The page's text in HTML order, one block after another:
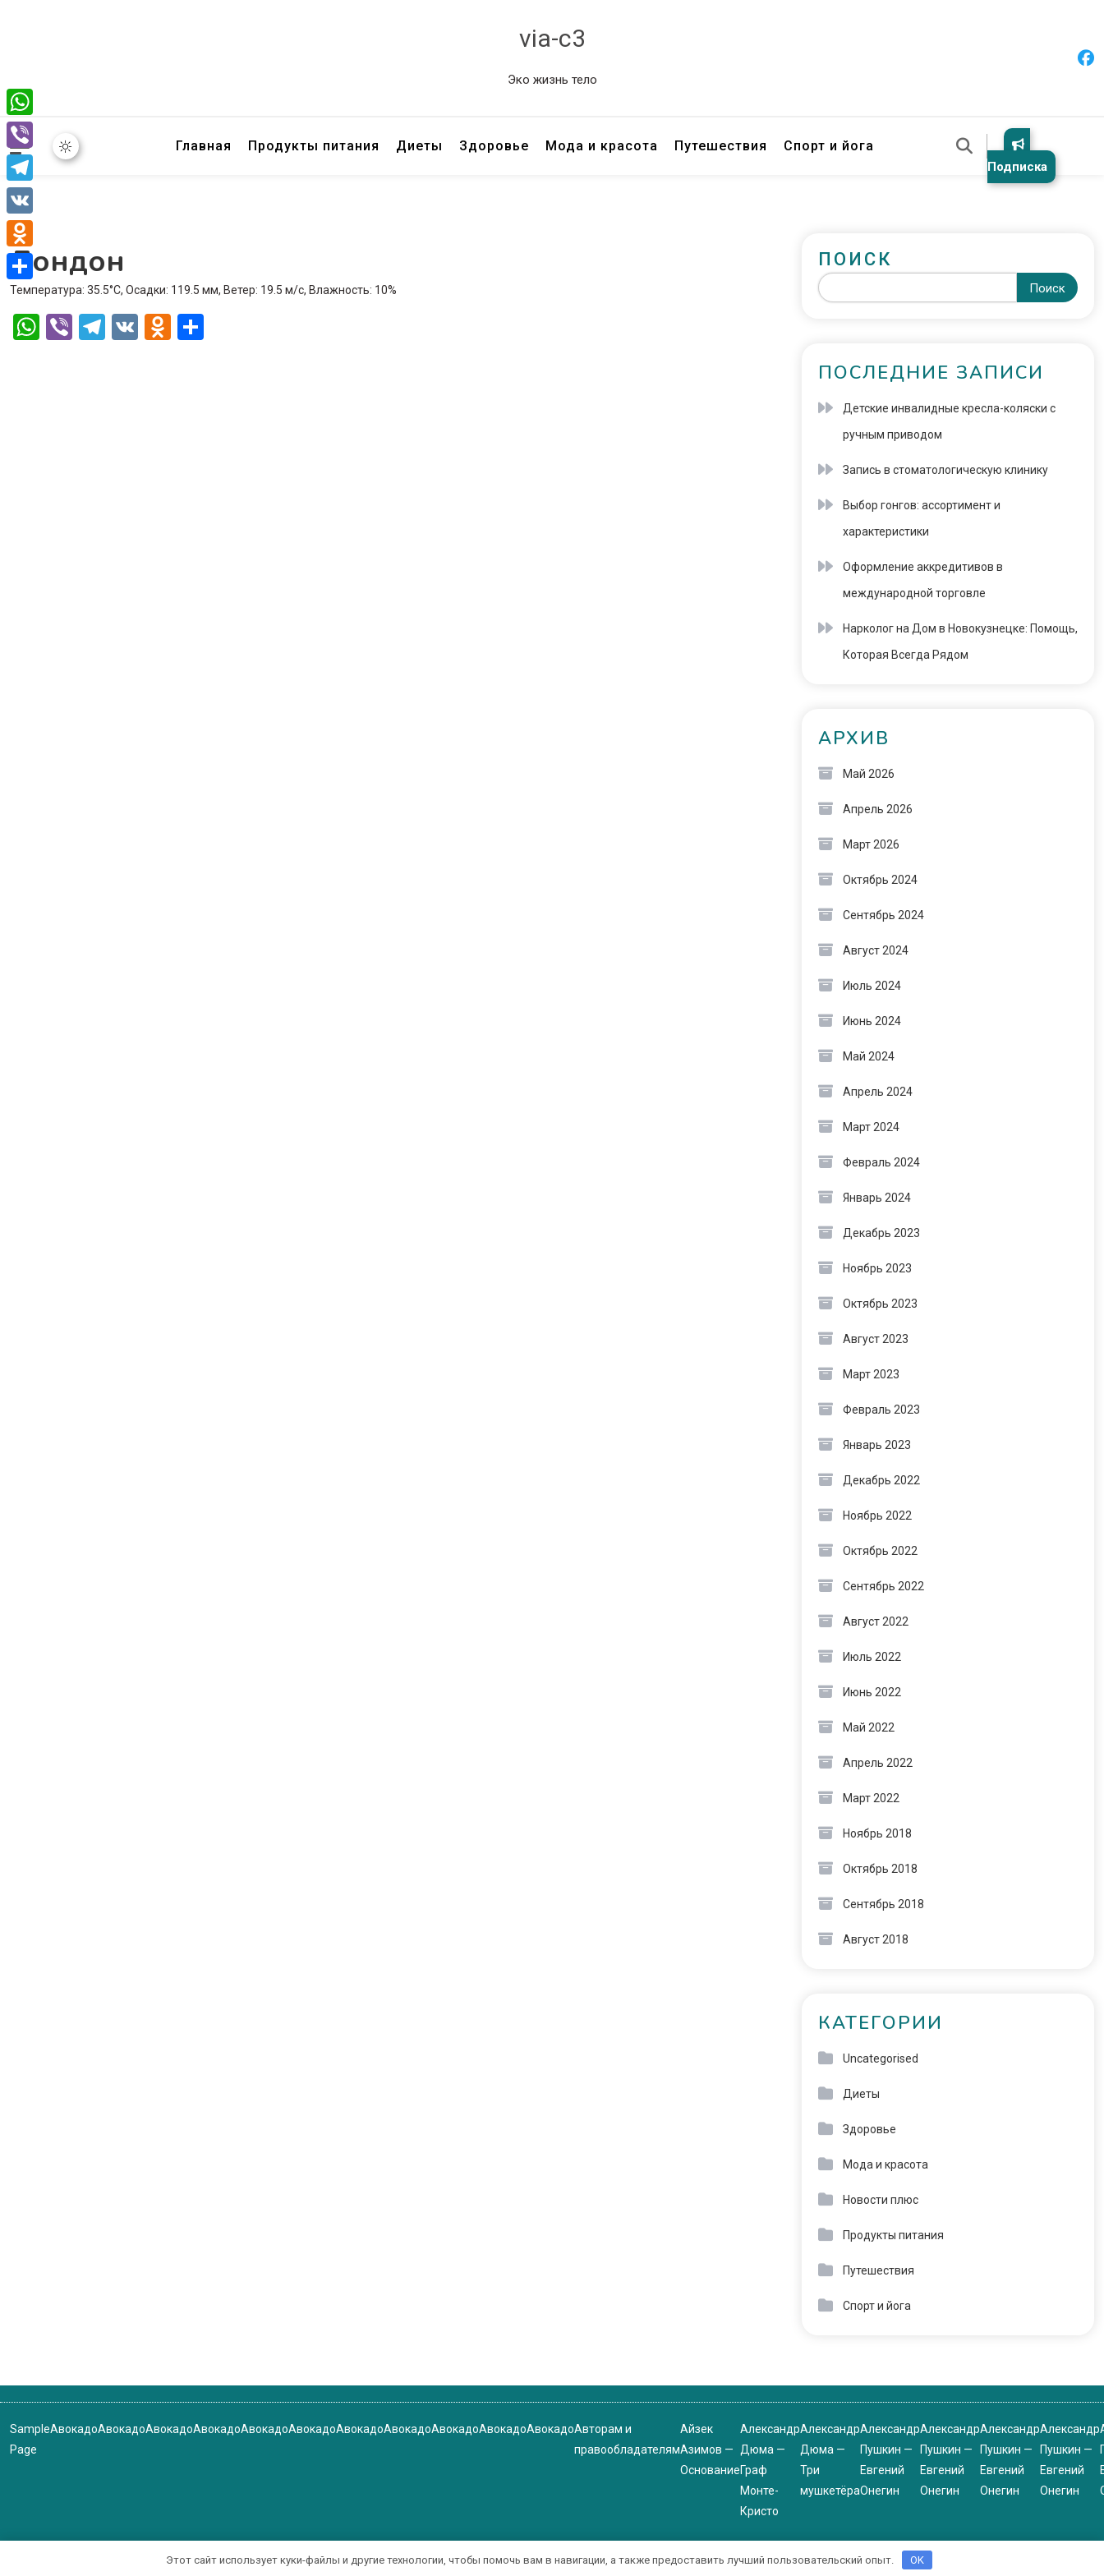
via-c3
Эко жизнь тело
Главная Продукты питания Диеты Здоровье Мода и красота Путешествия Спорт и йога
Подписка
Лондон
Температура: 35.5°C, Осадки: 119.5 мм, Ветер: 19.5 м/с, Влажность: 10%
WhatsApp
ViberTelegram
VK Odnoklassniki
ПОИСК
Поиск
ПОСЛЕДНИЕ ЗАПИСИ
Детские инвалидные кресла-коляски с
ручным приводом
Запись в стоматологическую клинику
Выбор гонгов: ассортимент и
характеристики
Оформление аккредитивов в
международной торговле
Нарколог на Дом в Новокузнецке: Помощь,
Которая Всегда Рядом
АРХИВ
Май 2026
Апрель 2026
Март 2026
Октябрь 2024
Сентябрь 2024
Август 2024
Июль 2024
Июнь 2024
Май 2024
Апрель 2024
Март 2024
Февраль 2024
Январь 2024
Декабрь 2023
Ноябрь 2023
Октябрь 2023
Август 2023
Март 2023
Февраль 2023
Январь 2023
Декабрь 2022
Ноябрь 2022
Октябрь 2022
Сентябрь 2022
Август 2022
Июль 2022
Июнь 2022
Май 2022
Апрель 2022
Март 2022
Ноябрь 2018
Октябрь 2018
Сентябрь 2018
Август 2018
КАТЕГОРИИ
Uncategorised
Диеты
Здоровье
Мода и красота
Новости плюс
Продукты питания
Путешествия
Спорт и йога
Sample
Page
АвокадоАвокадоАвокадоАвокадоАвокадоАвокадоАвокадоАвокадоАвокадоАвокадоАвокадоАвторам и
правообладателям
Айзек
Азимов —
Основание
Александр
Дюма —
Граф
Монте-
Кристо
Александр
Дюма —
Три
мушкетёра
Александр
Пушкин —
Евгений
Онегин
Александр
Пушкин —
Евгений
Онегин
Александр
Пушкин —
Евгений
Онегин
Александр
Пушкин —
Евгений
Онегин
WhatsApp
Viber
Telegram
VK
Odnoklassniki
Отправить
Этот сайт использует куки-файлы и другие технологии, чтобы помочь вам в навигации, а также предоставить лучший пользовательский опыт. OK